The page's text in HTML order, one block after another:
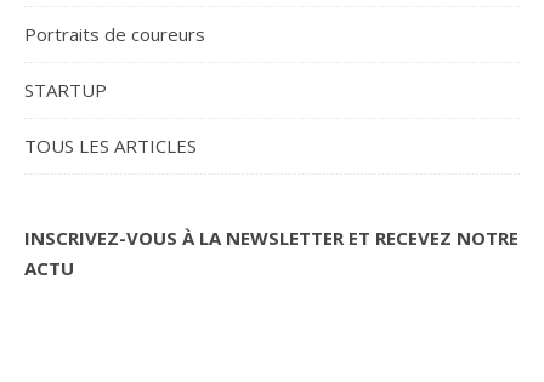
Portraits de coureurs
STARTUP
TOUS LES ARTICLES
INSCRIVEZ-VOUS À LA NEWSLETTER ET RECEVEZ NOTRE
ACTU